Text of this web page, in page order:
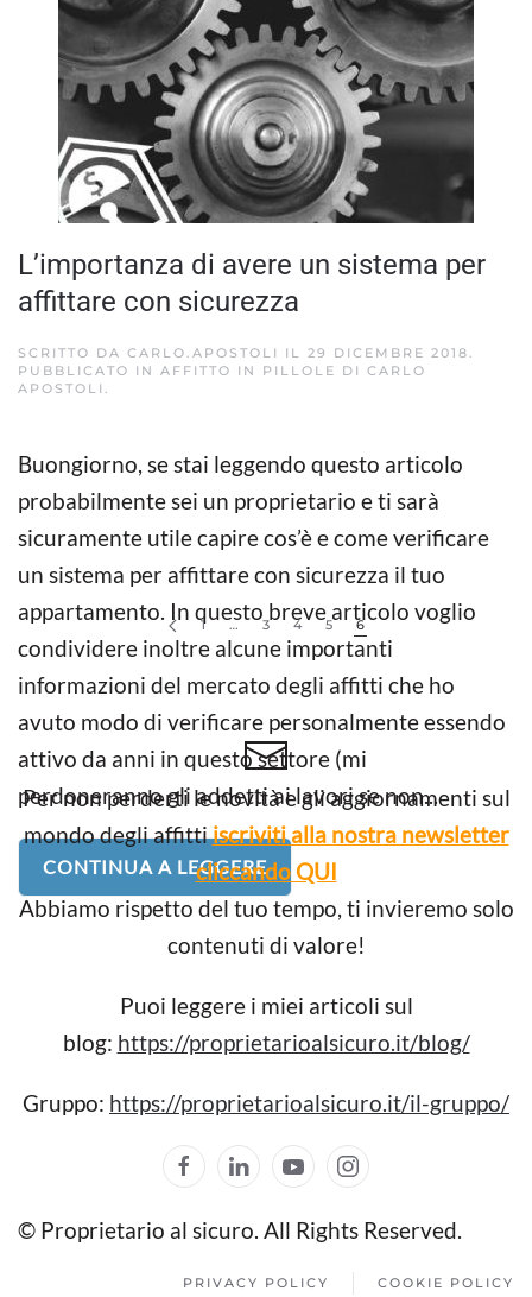
L’importanza di avere un sistema per
affittare con sicurezza
SCRITTO DA CARLO.APOSTOLI IL 29 DICEMBRE 2018.
PUBBLICATO IN AFFITTO IN PILLOLE DI CARLO
APOSTOLI .
Buongiorno, se stai leggendo questo articolo
probabilmente sei un proprietario e ti sarà
sicuramente utile capire cos’è e come verificare
un sistema per affittare con sicurezza il tuo
appartamento. In questo breve articolo voglio
condividere inoltre alcune importanti
informazioni del mercato degli affitti che ho
avuto modo di verificare personalmente essendo
attivo da anni in questo settore (mi
perdoneranno gli addetti ai lavori se non...
CONTINUA A LEGGERE
1 … 3 4 5 6
Per non perderti le novità e gli aggiornamenti sul
mondo degli affittiiscriviti alla nostra newsletter
cliccando QUI
Abbiamo rispetto del tuo tempo, ti invieremo solo
contenuti di valore!
Puoi leggere i miei articoli sul
blog: https://proprietarioalsicuro.it/blog/
Gruppo: https://proprietarioalsicuro.it/il-gruppo/
© Proprietario al sicuro. All Rights Reserved.
PRIVACY POLICY COOKIE POLICY